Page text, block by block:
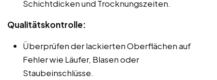
Schichtdicken und Trocknungszeiten.
Qualitätskontrolle:
Überprüfen der lackierten Oberflächen auf
Fehler wie Läufer, Blasen oder
Staubeinschlüsse.